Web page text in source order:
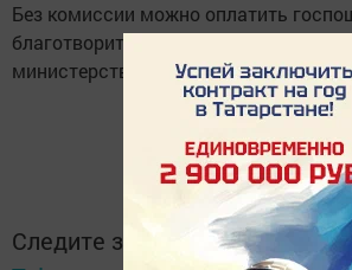
Без комиссии можно оплатить
благотворительные взносы,
министерства информатизации и
Следите за самым важным и